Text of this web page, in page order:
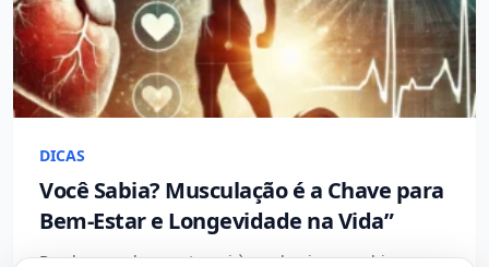
DICAS
Você Sabia? Musculação é a Chave para
Bem-Estar e Longevidade na Vida”
Desde quando eu retornei à academia, percebi que as